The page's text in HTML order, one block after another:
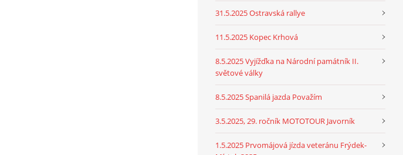
31.5.2025 Ostravská rallye
11.5.2025 Kopec Krhová
8.5.2025 Vyjížďka na Národní památník II.
světové války
8.5.2025 Spanilá jazda Považím
3.5.2025, 29. ročník MOTOTOUR Javorník
1.5.2025 Prvomájová jízda veteránu Frýdek-